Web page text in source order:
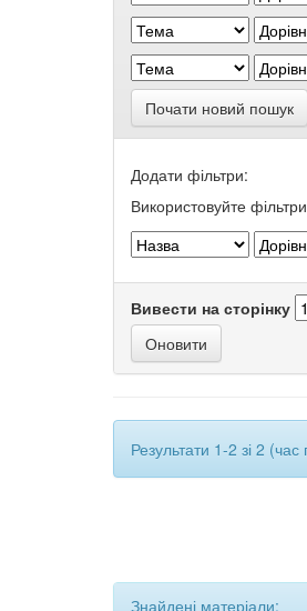
Почати новий пошук
Додати фільтри:
Використовуйте
Вивести на сторінку
Результати 1-2 зі 2
Знайдені матеріали: